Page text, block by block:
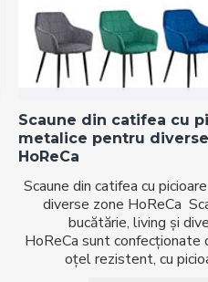
Scaune din catifea cu
metalice pentru
HoReCa
Scaune din catifea cu
diverse zone HoReCa
bucătărie, living și
HoReCa sunt confecționate
oțel rezistent, cu